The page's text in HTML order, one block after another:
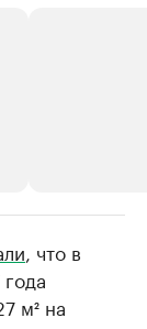
Страховые
, что в
м² на